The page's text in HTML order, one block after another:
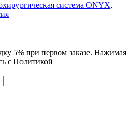
система ONYX,
5% при первом заказе. Нажимая
с Политикой